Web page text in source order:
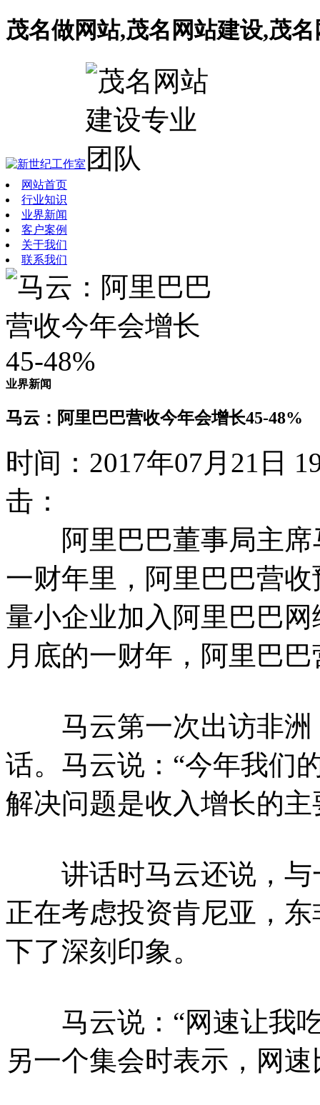
茂名做网站,茂名网站建设,茂
网站首页
行业知识
业界新闻
客户案例
关于我们
联系我们
业界新闻
马云：阿里巴巴营收今年会增长45-48%
时间：2017年07月21
击：
阿里巴巴董事局主席
一财年里，阿里巴巴营
量小企业加入阿里巴巴
月底的一财年，阿里巴
马云第一次出访非洲
话。马云说：“今年我们
解决问题是收入增长的主
讲话时马云还说，与
正在考虑投资肯尼亚，
下了深刻印象。
马云说：“网速让我吃
另一个集会时表示，网